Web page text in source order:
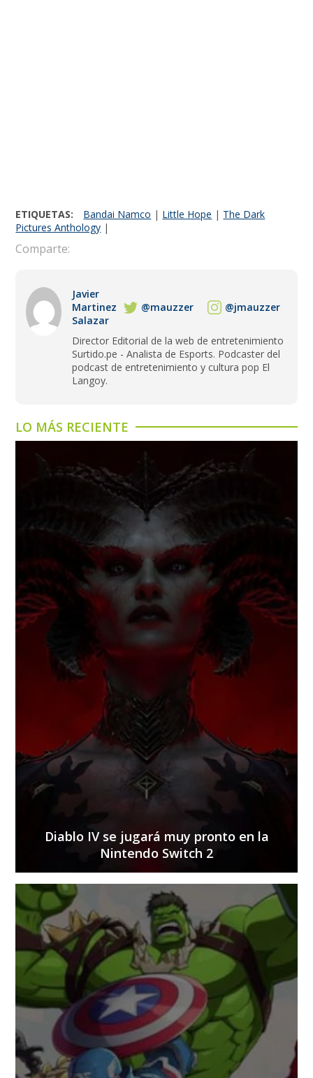
ETIQUETAS: Bandai Namco | Little Hope | The Dark
Pictures Anthology |
Comparte:
Javier
Martinez
Salazar
@mauzzer @jmauzzer
Director Editorial de la web de entretenimiento
Surtido.pe - Analista de Esports. Podcaster del
podcast de entretenimiento y cultura pop El
Langoy.
LO MÁS RECIENTE
Diablo IV se jugará muy pronto en la
Nintendo Switch 2